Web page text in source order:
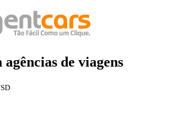
agências de viagens